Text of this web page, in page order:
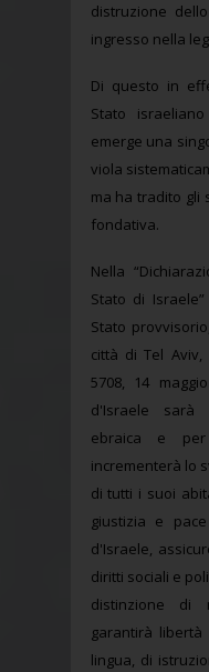
distruzione
ingresso nella
Di questo in
Stato
emerge una
viola
ma ha tradito gli
fondativa.
Nella
Stato di
Stato
città di Tel
5708, 14
d'Israele sarà
ebraica e
incrementerà lo
di tutti i suoi
giustizia e
d'Israele,
diritti sociali e
distinzione di
garantirà
lingua, di